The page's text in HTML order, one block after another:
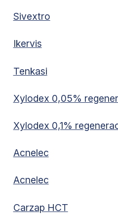
Sivextro
Ikervis
Tenkasi
Xylodex 0,05%
Xylodex 0,1%
Acnelec
Acnelec
Carzap HCT